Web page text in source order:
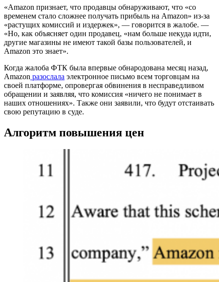
«Amazon признает, что продавцы обнаруживают, что «со
временем стало сложнее получать прибыль на Amazon» из-за
«растущих комиссий и издержек», — говорится в жалобе. —
«Но, как объясняет один продавец, «нам больше некуда идти,
другие магазины не имеют такой базы пользователей, и
Amazon это знает».
Когда жалоба ФТК была впервые обнародована месяц назад,
Amazon разослала электронное письмо всем торговцам на
своей платформе, опровергая обвинения в несправедливом
обращении и заявляя, что комиссия «ничего не понимает в
наших отношениях». Также они заявили, что будут отстаивать
свою репутацию в суде.
Алгоритм повышения цен